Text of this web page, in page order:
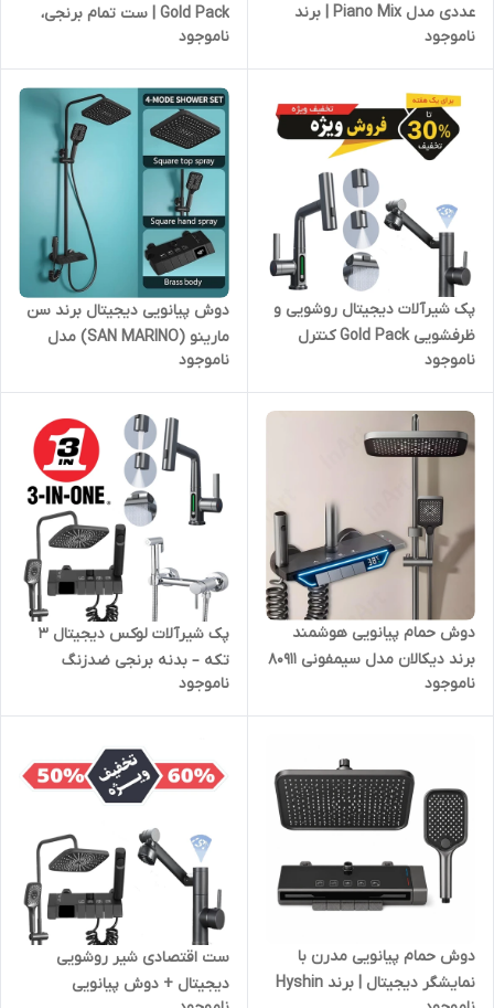
عددی مدل Piano Mix | برند
Gold Pack ( پکیج طلایی )
ناموجود
Gold Pack | ست تمام برنجی،
دیجیتال و ضد زنگ
ناموجود
پک شیرآلات دیجیتال روشویی و
ظرفشویی Gold Pack کنترل
دمای هوشمند و طراحی لوکس
برای سبک زندگی مدرن
ناموجود
دوش پیانویی دیجیتال برند سن
مارینو (SAN MARINO) مدل
SM-4D
ناموجود
دوش حمام پیانویی هوشمند
برند دیکالان مدل سیمفونی 80911
رنگ دلفینی
ناموجود
پک شیرآلات لوکس دیجیتال ۳
تکه – بدنه برنجی ضدزنگ
(پرمیوم)
ناموجود
دوش حمام پیانویی مدرن با
نمایشگر دیجیتال | برند Hyshin
ست اقتصادی شیر روشویی
دیجیتال + دوش پیانویی